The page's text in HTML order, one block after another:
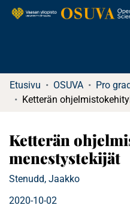
Etusivu OSUVA
Ketterän
menestystekijät
Stenudd, Jaakko
2020-10-02